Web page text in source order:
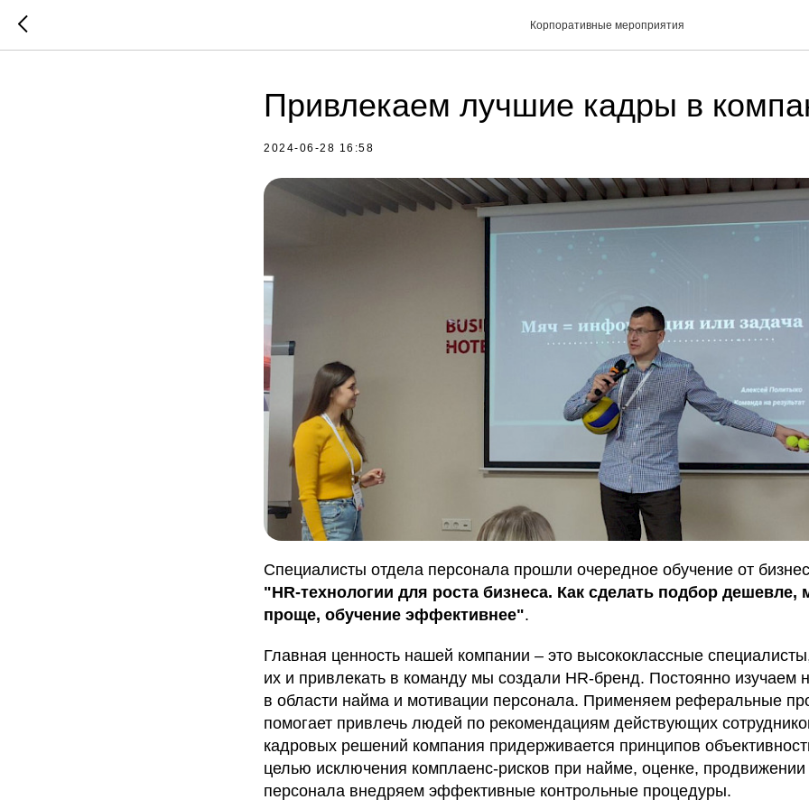
Корпоративные мероприятия
Привлекаем лучшие кадры в
2024-06-28 16:58
Специалисты отдела персонала прошли очередное обучение от
"HR-технологии для роста бизнеса. Как сделать подбор дешевле,
проще, обучение эффективнее".
Главная ценность нашей компании – это высококлассные
их и привлекать в команду мы создали HR-бренд. Постоянно изучаем
в области найма и мотивации персонала. Применяем реферальные
помогает привлечь людей по рекомендациям действующих
кадровых решений компания придерживается принципов
целью исключения комплаенс-рисков при найме, оценке,
персонала внедряем эффективные контрольные процедуры.